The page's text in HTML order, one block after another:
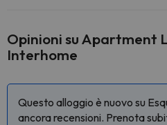
Opinioni su Apartment
Interhome
Questo alloggio è nuovo su
ancora recensioni. Prenota